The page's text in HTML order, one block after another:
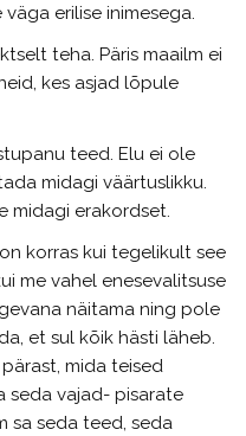
erilise inimesega.
teha. Päris maailm ei
kes asjad lõpule
teed. Elu ei ole
midagi väärtuslikku.
midagi erakordset.
korras kui tegelikult see
me vahel enesevalitsuse
näitama ning pole
et sul kõik hästi läheb.
mida teised
seda vajad- pisarate
sa seda teed, seda